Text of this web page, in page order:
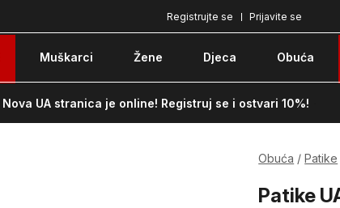
Plaćanje karticom ili pouzećem Prijavite se
Registrujte se
Muškarci Žene Djeca Obuća
Nova UA stranica je online! Registruj se i ostvari 10%!
Obuća Patike
Patike